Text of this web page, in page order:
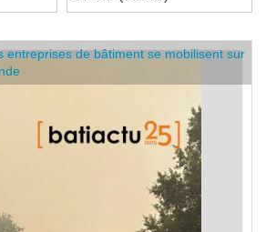
d'Isère (73150)
entreprises de bâtiment se mobilisent sur